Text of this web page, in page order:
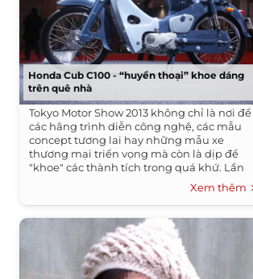
Honda Cub C100 - “huyền thoại” khoe dáng
trên quê nhà
Tokyo Motor Show 2013 không chỉ là nơi để
các hãng trình diễn công nghệ, các mẫu
concept tương lai hay những mẫu xe
thương mại triển vọng mà còn là dịp để
"khoe" các thành tích trong quá khứ. Lần
Xem thêm